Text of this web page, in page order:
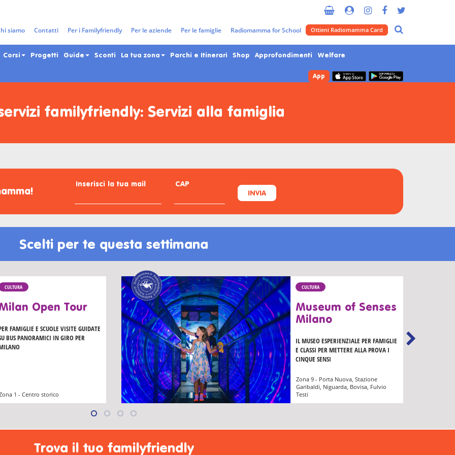
siamo Contatti Per i Familyfriendly Per le aziende Per le famiglie Radiomamma for School Ottieni Radiomamma Card
Corsi Progetti Guide Sconti La tua zona Parchi e Itinerari Shop Approfondimenti Welfare
App
familyfriendly: Servizi alla famiglia
Inserisci la tua mail
CAP
INVIA
Scelti per te questa settimana
CULTURA
Open Tour
FAMIGLIE E SCUOLE VISITE GUIDATE
BUS PANORAMICI IN GIRO PER
1 - Centro storico
CULTURA
Museum of Senses
Milano
IL MUSEO ESPERIENZIALE PER FAMIGLIE
E CLASSI PER METTERE ALLA PROVA I
CINQUE SENSI
Zona 9 - Porta Nuova, Stazione
Garibaldi, Niguarda, Bovisa, Fulvio
Testi
Trova il tuo familyfriendly